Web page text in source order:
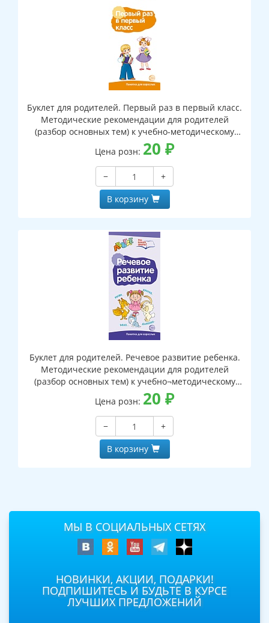
Буклет для родителей. Первый раз в первый класс.
Методические рекомендации для родителей
(разбор основных тем) к учебно-методическому
пособию "Первый раз в первый класс."
Цена розн: 20 ₽
−
+
В корзину
Буклет для родителей. Речевое развитие ребенка.
Методические рекомендации для родителей
(разбор основных тем) к учебно¬методическому
пособию "Речевое развитие ребенка"
Цена розн: 20 ₽
−
+
В корзину
МЫ В СОЦИАЛЬНЫХ СЕТЯХ
НОВИНКИ, АКЦИИ, ПОДАРКИ!
ПОДПИШИТЕСЬ И БУДЬТЕ В КУРСЕ
ЛУЧШИХ ПРЕДЛОЖЕНИЙ